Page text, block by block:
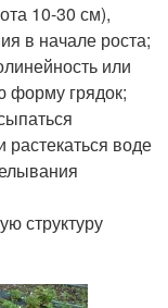
10-30 см),
в начале роста;
или
форму грядок;
воде
структуру